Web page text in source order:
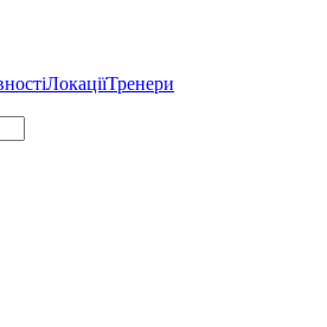
ЛокаціїТренери